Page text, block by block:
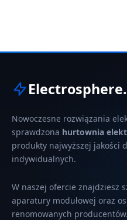
Nowoczesne rozwiązania
sprawdzona hurtownia
produkty najwyższej jakości
indywidualnych.
W naszej ofercie znajdziesz
aparatury modułowej oraz
renomowanych producentów.